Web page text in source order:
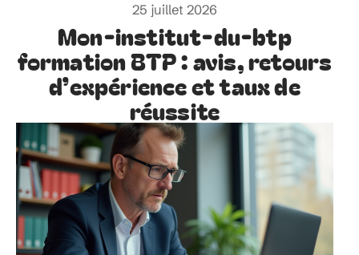
25 juillet 2026
Mon-institut-du-btp
formation BTP : avis, retours
d’expérience et taux de
réussite